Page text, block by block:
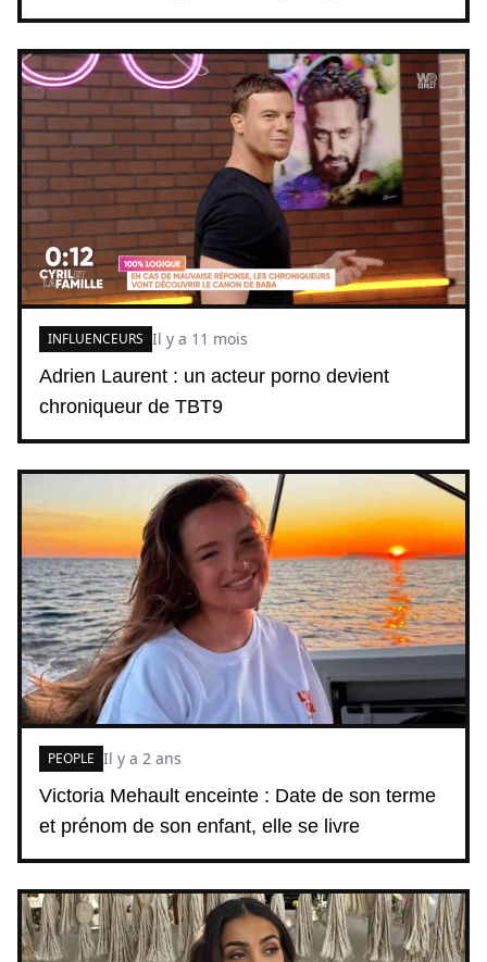
Adrien Laurent : un acteur porno devient
chroniqueur de TBT9
INFLUENCEURS Il y a 11 mois
Victoria Mehault enceinte : Date de son terme
et prénom de son enfant, elle se livre
PEOPLE Il y a 2 ans